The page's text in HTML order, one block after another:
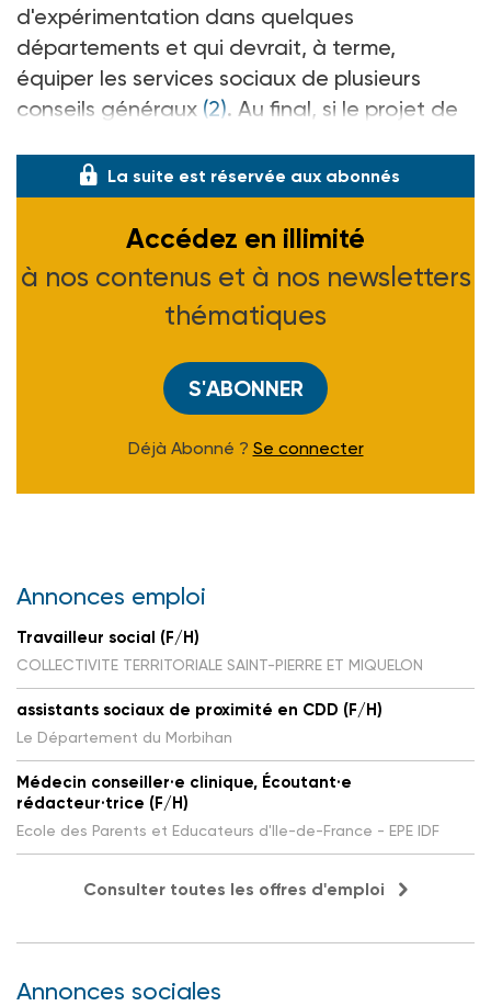
d'expérimentation dans quelques
départements et qui devrait, à terme,
équiper les services sociaux de plusieurs
conseils généraux (2). Au final, si le projet de
La suite est réservée aux abonnés
Accédez en illimité
à nos contenus et à nos newsletters
thématiques
S'ABONNER
Déjà Abonné ? Se connecter
Annonces emploi
Travailleur social (F/H)
COLLECTIVITE TERRITORIALE SAINT-PIERRE ET MIQUELON
assistants sociaux de proximité en CDD (F/H)
Le Département du Morbihan
Médecin conseiller·e clinique, Écoutant·e
rédacteur·trice (F/H)
Ecole des Parents et Educateurs d'Ile-de-France - EPE IDF
Consulter toutes les offres d'emploi
Annonces sociales